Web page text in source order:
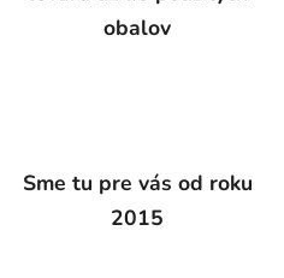
obalov
Sme tu pre vás od roku
2015